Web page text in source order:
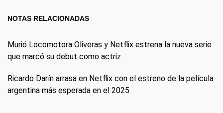
NOTAS RELACIONADAS
Murió Locomotora Oliveras y Netflix estrena la nueva serie
que marcó su debut como actriz
Ricardo Darín arrasa en Netflix con el estreno de la película
argentina más esperada en el 2025